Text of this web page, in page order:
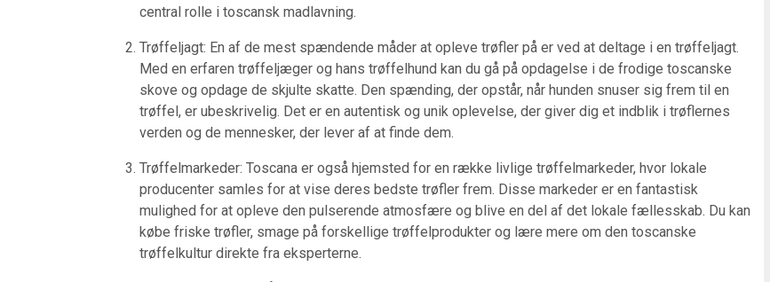
central rolle i toscansk madlavning.
Trøffeljagt: En af de mest spændende måder at opleve trøfler på er ved at deltage i en trøffeljagt.
Med en erfaren trøffeljæger og hans trøffelhund kan du gå på opdagelse i de frodige toscanske
skove og opdage de skjulte skatte. Den spænding, der opstår, når hunden snuser sig frem til en
trøffel, er ubeskrivelig. Det er en autentisk og unik oplevelse, der giver dig et indblik i trøflernes
verden og de mennesker, der lever af at finde dem.
Trøffelmarkeder: Toscana er også hjemsted for en række livlige trøffelmarkeder, hvor lokale
producenter samles for at vise deres bedste trøfler frem. Disse markeder er en fantastisk
mulighed for at opleve den pulserende atmosfære og blive en del af det lokale fællesskab. Du kan
købe friske trøfler, smage på forskellige trøffelprodukter og lære mere om den toscanske
trøffelkultur direkte fra eksperterne.